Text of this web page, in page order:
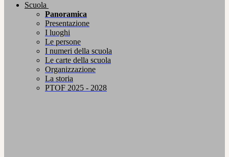
Scuola
Panoramica
Presentazione
I luoghi
Le persone
I numeri della scuola
Le carte della scuola
Organizzazione
La storia
PTOF 2025 - 2028